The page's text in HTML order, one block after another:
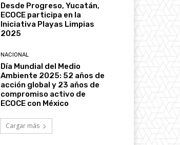
Desde Progreso, Yucatán,
ECOCE participa en la
Iniciativa Playas Limpias
2025
NACIONAL
Día Mundial del Medio
Ambiente 2025: 52 años de
acción global y 23 años de
compromiso activo de
ECOCE con México
Cargar más